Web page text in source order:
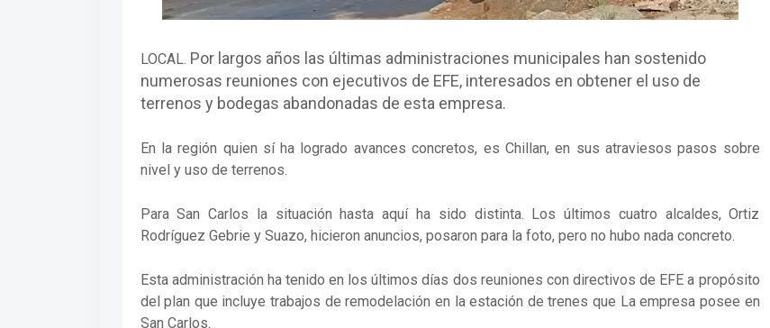
LOCAL. Por largos años las últimas administraciones municipales han sostenido
numerosas reuniones con ejecutivos de EFE, interesados en obtener el uso de
terrenos y bodegas abandonadas de esta empresa.
En la región quien sí ha logrado avances concretos, es Chillan, en sus atraviesos pasos sobre
nivel y uso de terrenos.
Para San Carlos la situación hasta aquí ha sido distinta. Los últimos cuatro alcaldes, Ortiz
Rodríguez Gebrie y Suazo, hicieron anuncios, posaron para la foto, pero no hubo nada concreto.
Esta administración ha tenido en los últimos días dos reuniones con directivos de EFE a propósito
del plan que incluye trabajos de remodelación en la estación de trenes que La empresa posee en
San Carlos.